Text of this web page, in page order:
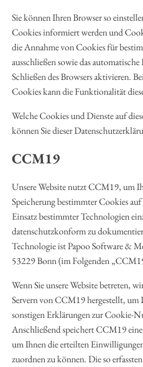
Sie können Ihren Browser so
Cookies informiert werden und
die Annahme von Cookies für
ausschließen sowie das
Schließen des Browsers aktivieren.
Cookies kann die Funktionalität
Welche Cookies und Dienste auf
können Sie dieser
CCM19
Unsere Website nutzt CCM19, um
Speicherung bestimmter Cookies
Einsatz bestimmter Technologien
datenschutzkonform zu
Technologie ist Papoo Software &
53229 Bonn (im Folgenden
Wenn Sie unsere Website betreten,
Servern von CCM19 hergestellt,
sonstigen Erklärungen zur Cookie-
Anschließend speichert CCM19
um Ihnen die erteilten
zuordnen zu können. Die so